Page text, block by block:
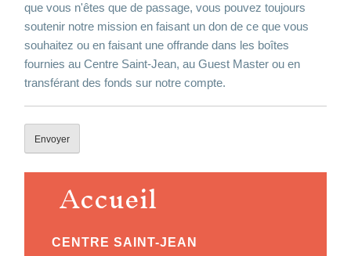
que vous n'êtes que de passage, vous pouvez toujours
soutenir notre mission en faisant un don de ce que vous
souhaitez ou en faisant une offrande dans les boîtes
fournies au Centre Saint-Jean, au Guest Master ou en
transférant des fonds sur notre compte.
Accueil
CENTRE SAINT-JEAN